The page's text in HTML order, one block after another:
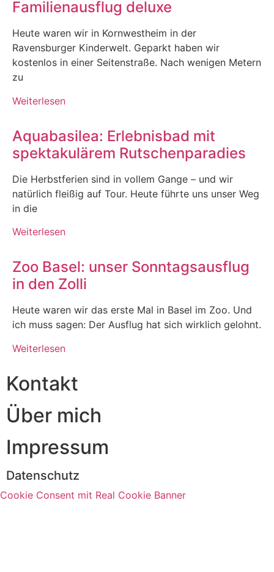
Familienausflug deluxe
Heute waren wir in Kornwestheim in der
Ravensburger Kinderwelt. Geparkt haben wir
kostenlos in einer Seitenstraße. Nach wenigen Metern
zu
Weiterlesen
Aquabasilea: Erlebnisbad mit
spektakulärem Rutschenparadies
Die Herbstferien sind in vollem Gange – und wir
natürlich fleißig auf Tour. Heute führte uns unser Weg
in die
Weiterlesen
Zoo Basel: unser Sonntagsausflug
in den Zolli
Heute waren wir das erste Mal in Basel im Zoo. Und
ich muss sagen: Der Ausflug hat sich wirklich gelohnt.
Weiterlesen
Kontakt
Über mich
Impressum
Datenschutz
Cookie Consent mit Real Cookie Banner